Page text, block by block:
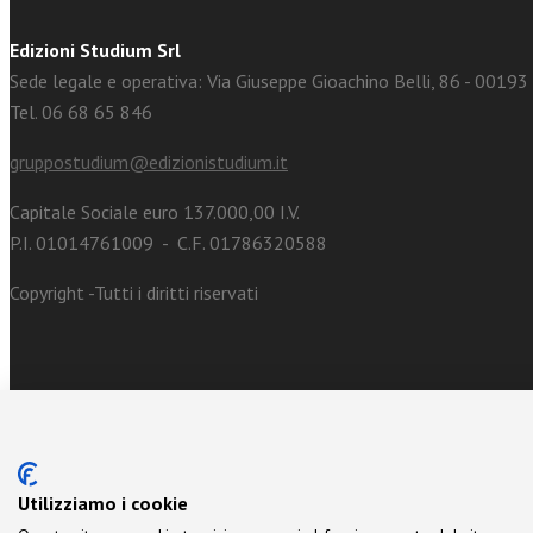
Edizioni Studium Srl
Sede legale e operativa: Via Giuseppe Gioachino Belli, 86 - 00193
Tel. 06 68 65 846
gruppostudium@edizionistudium.it
Capitale Sociale euro 137.000,00 I.V.
P.I. 01014761009 - C.F. 01786320588
Copyright -Tutti i diritti riservati
Utilizziamo i cookie